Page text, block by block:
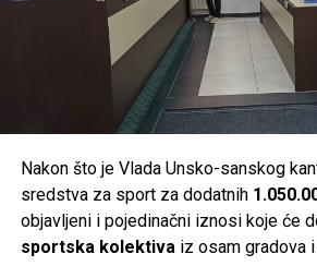
Mail
Nakon što je Vlada Unsko-sanskog
sredstva za sport za dodatnih
objavljeni i pojedinačni iznosi koje će
sportska kolektivaiz osam gradova i